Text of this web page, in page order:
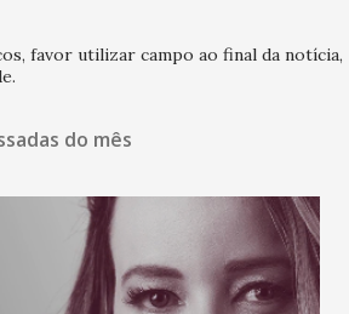
favor utilizar campo ao final da notícia,
do mês